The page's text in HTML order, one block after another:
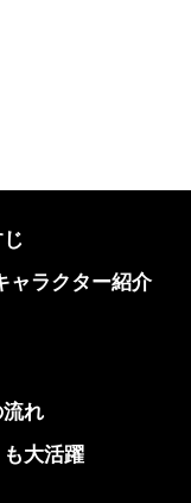
ャラクター紹介
れ
大活躍